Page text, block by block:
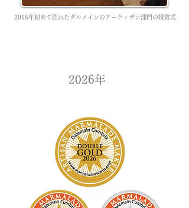
​2016年初めて訪れたダルメインのアーティザン部門の授賞式
​2026年